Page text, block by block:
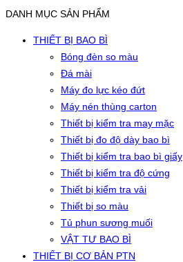
DANH MỤC SẢN PHẨM
THIẾT BỊ BAO BÌ
Bóng đèn so màu
Đá mài
Máy đo lực kéo đứt
Máy nén thùng carton
Thiết bị kiểm tra may mặc
Thiết bị đo độ dày bao bì
Thiết bị kiểm tra bao bì giấy
Thiết bị kiểm tra độ cứng
Thiết bị kiểm tra vải
Thiết bị so màu
Tủ phun sương muối
VẬT TƯ BAO BÌ
THIẾT BỊ CƠ BẢN PTN